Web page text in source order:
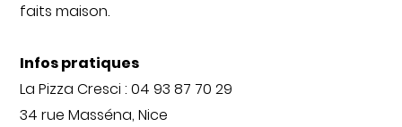
faits maison.
Infos pratiques
La Pizza Cresci : 04 93 87 70 29
34 rue Masséna, Nice